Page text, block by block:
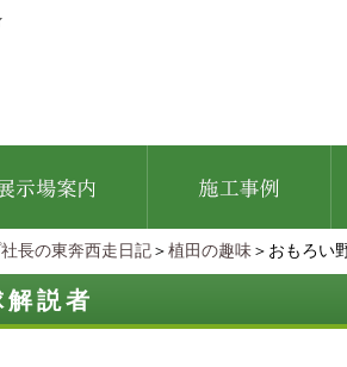
長の東奔西走日記＞ 植田の趣味 ＞おもろい
説者